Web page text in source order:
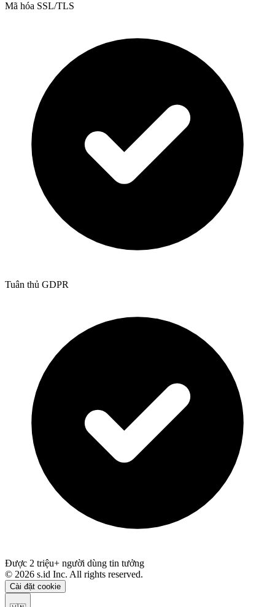
Mã hóa SSL/TLS
Tuân thủ GDPR
Được 2 triệu+ người dùng tin tưởng
© 2026 s.id Inc. All rights reserved.
Cài đặt cookie